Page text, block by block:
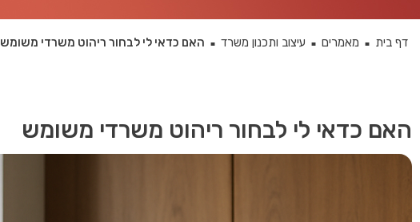
דף בית ■ מאמרים ■ עיצוב ותכנון משרד ■ האם כדאי לי לבחור ריהוט משרדי משומש
האם כדאי לי לבחור ריהוט משרדי משומש